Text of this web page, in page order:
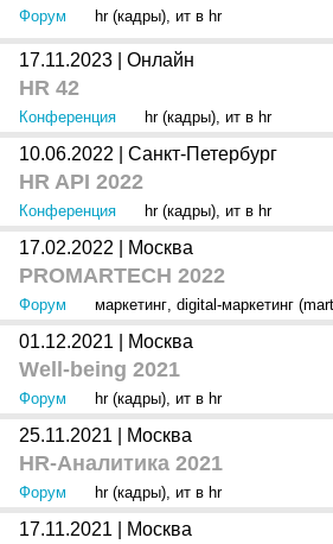
Форум hr (кадры), ит в hr
17.11.2023 | Онлайн
HR 42
Конференция hr (кадры), ит в hr
10.06.2022 | Санкт-Петербург
HR API 2022
Конференция hr (кадры), ит в hr
17.02.2022 | Москва
PROMARTECH 2022
Форум маркетинг, digital-маркетинг
01.12.2021 | Москва
Well-being 2021
Форум hr (кадры), ит в hr
25.11.2021 | Москва
HR-Аналитика 2021
Форум hr (кадры), ит в hr
17.11.2021 | Москва